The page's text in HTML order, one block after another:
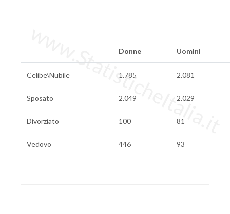
Donne Uomini
Celibe\Nubile 1.785 2.081
Sposato 2.049 2.029
Divorziato 100 81
Vedovo 446 93
www.StatisticheItalia.it